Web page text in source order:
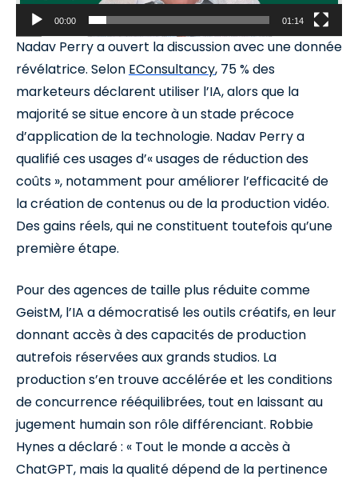
00:00 01:14
Nadav Perry a ouvert la discussion avec une donnée
révélatrice. Selon EConsultancy, 75 % des
marketeurs déclarent utiliser l’IA, alors que la
majorité se situe encore à un stade précoce
d’application de la technologie. Nadav Perry a
qualifié ces usages d’« usages de réduction des
coûts », notamment pour améliorer l’efficacité de
la création de contenus ou de la production vidéo.
Des gains réels, qui ne constituent toutefois qu’une
première étape.
Pour des agences de taille plus réduite comme
GeistM, l’IA a démocratisé les outils créatifs, en leur
donnant accès à des capacités de production
autrefois réservées aux grands studios. La
production s’en trouve accélérée et les conditions
de concurrence rééquilibrées, tout en laissant au
jugement humain son rôle différenciant. Robbie
Hynes a déclaré : « Tout le monde a accès à
ChatGPT, mais la qualité dépend de la pertinence